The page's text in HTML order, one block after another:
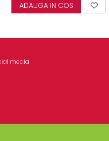
ADAUGA IN COS
media